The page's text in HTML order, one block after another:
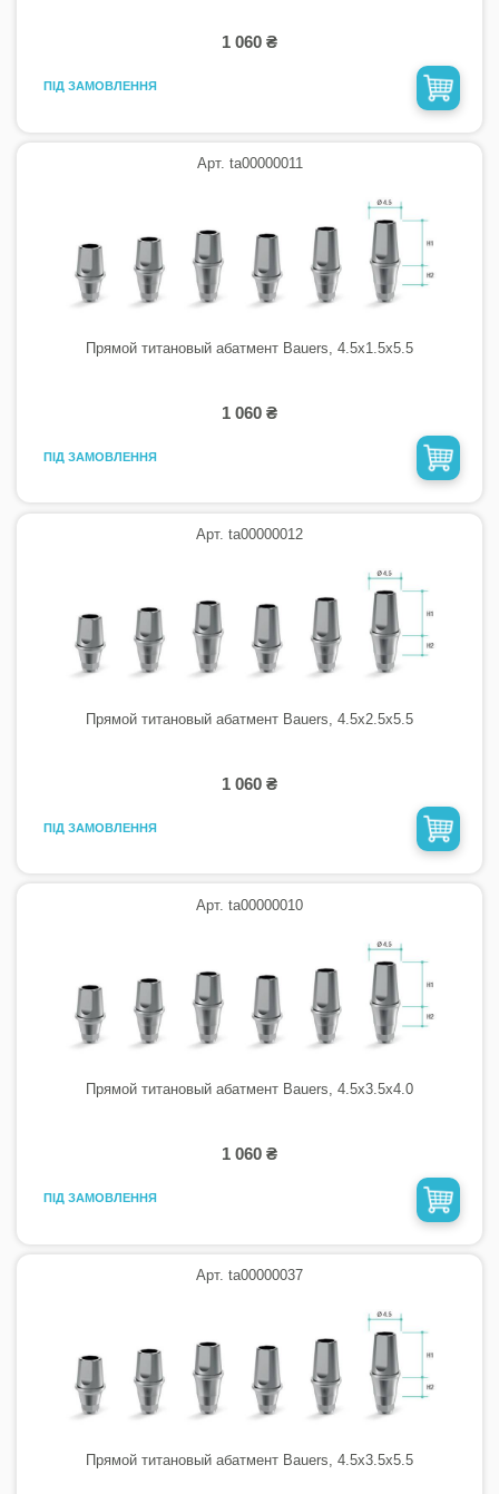
1 060 ₴
ПІД ЗАМОВЛЕННЯ
Арт. ta00000011
Прямой титановый абатмент Bauers, 4.5х1.5х5.5
1 060 ₴
ПІД ЗАМОВЛЕННЯ
Арт. ta00000012
Прямой титановый абатмент Bauers, 4.5х2.5х5.5
1 060 ₴
ПІД ЗАМОВЛЕННЯ
Арт. ta00000010
Прямой титановый абатмент Bauers, 4.5х3.5х4.0
1 060 ₴
ПІД ЗАМОВЛЕННЯ
Арт. ta00000037
Прямой титановый абатмент Bauers, 4.5х3.5х5.5